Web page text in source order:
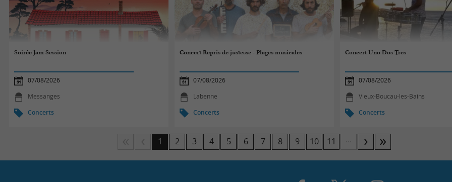
Soirée Jam Session
07/08/2026
Messanges
Concerts
Concert Repris de justesse - Plages musicales
07/08/2026
Labenne
Concerts
Concert Uno Dos Tres
07/08/2026
Vieux-Boucau-les-Bains
Concerts
1 2 3 4 5 6 7 8 9 10 11